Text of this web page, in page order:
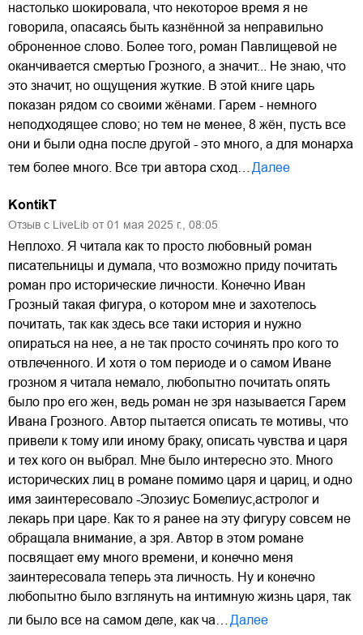
настолько шокировала, что некоторое время я не
говорила, опасаясь быть казнённой за неправильно
оброненное слово. Более того, роман Павлищевой не
оканчивается смертью Грозного, а значит... Не знаю, что
это значит, но ощущения жуткие. В этой книге царь
показан рядом со своими жёнами. Гарем - немного
неподходящее слово; но тем не менее, 8 жён, пусть все
они и были одна после другой - это много, а для монарха
тем более много. Все три автора сход…
Далее
KontikT
Отзыв с LiveLib от 01 мая 2025 г., 08:05
Неплохо. Я читала как то просто любовный роман
писательницы и думала, что возможно приду почитать
роман про исторические личности. Конечно Иван
Грозный такая фигура, о котором мне и захотелось
почитать, так как здесь все таки история и нужно
опираться на нее, а не так просто сочинять про кого то
отвлеченного. И хотя о том периоде и о самом Иване
грозном я читала немало, любопытно почитать опять
было про его жен, ведь роман не зря называется Гарем
Ивана Грозного. Автор пытается описать те мотивы, что
привели к тому или иному браку, описать чувства и царя
и тех кого он выбрал. Мне было интересно это. Много
исторических лиц в романе помимо царя и цариц, и одно
имя заинтересовало -Элозиус Бомелиус,астролог и
лекарь при царе. Как то я ранее на эту фигуру совсем не
обращала внимание, а зря. Автор в этом романе
посвящает ему много времени, и конечно меня
заинтересовала теперь эта личность. Ну и конечно
любопытно было взглянуть на интимную жизнь царя, так
ли было все на самом деле, как ча…
Далее